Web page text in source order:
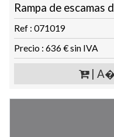
Rampa de escamas
Ref : 071019
Precio : 636 € sin IVA
|